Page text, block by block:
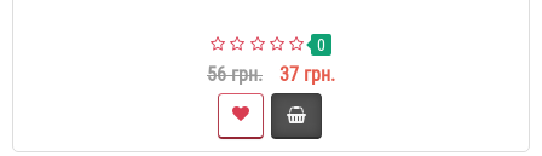
0
56 грн. 37 грн.